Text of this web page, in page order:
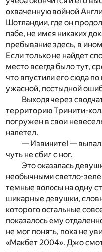
охваченную войной
Шотландии, где он
пабе, не имея никаких
пребывание здесь, в
Если только не найдет
место всегда было тут,
что впустили его сюда по
ужасной, постыдной
Выходя через
территорию Тринити-
погружен в свои
налетел.
— Извините! —
чуть не сбил с ног.
Это оказалась
необычными светло-
темные волосы на одну
шикарные девушки,
которого остальные
показалось ему
не мог понять, пока не
«Макбет 2004». Джо